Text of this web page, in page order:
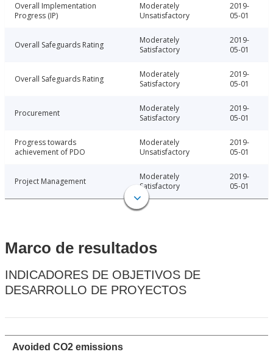
Overall Implementation
Progress (IP)
Moderately
Unsatisfactory
2019-
05-01
Overall Safeguards Rating
Moderately
Satisfactory
2019-
05-01
Overall Safeguards Rating
Moderately
Satisfactory
2019-
05-01
Procurement
Moderately
Satisfactory
2019-
05-01
Progress towards
achievement of PDO
Moderately
Unsatisfactory
2019-
05-01
Project Management
Moderately
Satisfactory
2019-
05-01
Marco de resultados
INDICADORES DE OBJETIVOS DE
DESARROLLO DE PROYECTOS
Avoided CO2 emissions